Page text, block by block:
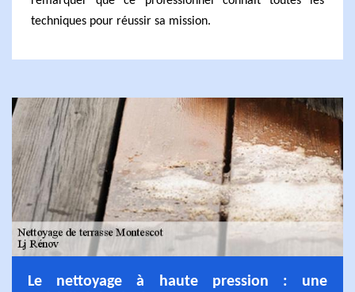
techniques pour réussir sa mission.
Le nettoyage à haute pression : une